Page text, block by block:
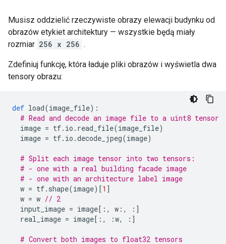
Musisz oddzielić rzeczywiste obrazy elewacji budynku od
obrazów etykiet architektury — wszystkie będą miały
rozmiar 256 x 256 .
Zdefiniuj funkcję, która ładuje pliki obrazów i wyświetla dwa
tensory obrazu:
def load(image_file):
# Read and decode an image file to a uint8 tensor
image = tf. io . read_file(image_file)
image = tf. io .decode_jpeg(image)
# Split each image tensor into two tensors:
# - one with a real building facade image
# - one with an architecture label image
w = tf. shape(image)[1 ]
w = w // 2
input_image = image [:, w :,
:]
real_image = image [:, :w, :]
# Convert both images to float32 tensors